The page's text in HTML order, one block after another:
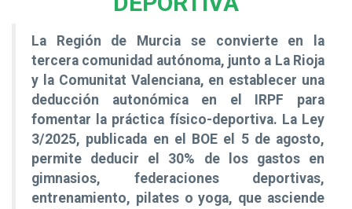
La Región de Murcia se convierte en la
tercera comunidad autónoma, junto a La Rioja
y la Comunitat Valenciana, en establecer una
deducción autonómica en el IRPF para
fomentar la práctica físico-deportiva. La Ley
3/2025, publicada en el BOE el 5 de agosto,
permite deducir el 30% de los gastos en
gimnasios, federaciones deportivas,
entrenamiento, pilates o yoga, que asciende